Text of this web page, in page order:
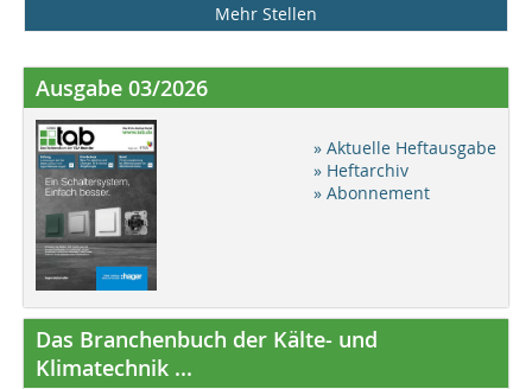
Mehr Stellen
Ausgabe 03/2026
» Aktuelle Heftausgabe
» Heftarchiv
» Abonnement
Das Branchenbuch der Kälte- und
Klimatechnik ...